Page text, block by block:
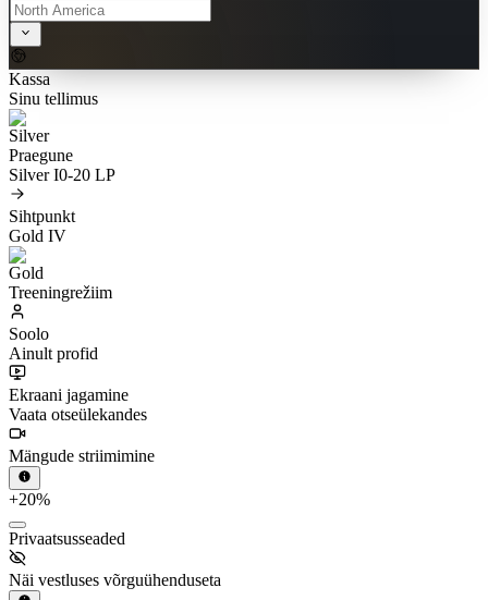
Kassa
Sinu tellimus
Praegune
Silver I0-20 LP
Sihtpunkt
Gold IV
Treeningrežiim
Soolo
Ainult profid
Ekraani jagamine
Vaata otseülekandes
Mängude striimimine
+20%
Privaatsusseaded
Näi vestluses võrguühenduseta